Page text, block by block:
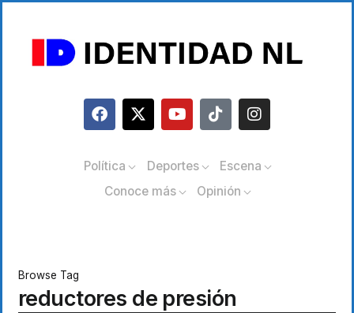
Política Deportes
Escena
Conoce más
Opinión
Browse Tag
reductores de presión